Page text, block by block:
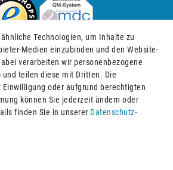
Daten­schutz­erklärung AGB
Technologien, um Inhalte zu
Medien einzubinden und den Website-
verarbeiten wir personenbezogene
und teilen diese mit Dritten. Die
oder aufgrund berechtigten
können Sie jederzeit ändern oder
finden Sie in unserer Daten­schutz­